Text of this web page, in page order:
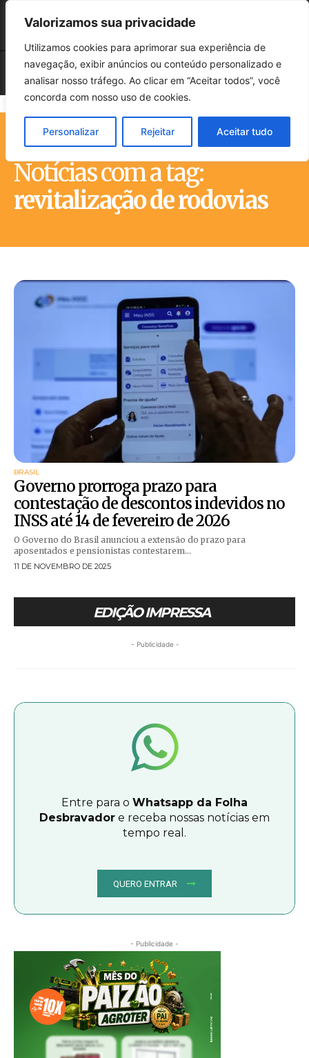
Valorizamos sua privacidade
Utilizamos cookies para aprimorar sua experiência de
navegação, exibir anúncios ou conteúdo personalizado e
analisar nosso tráfego. Ao clicar em “Aceitar todos”, você
concorda com nosso uso de cookies.
Personalizar Rejeitar Aceitar tudo
Notícias com a tag:
revitalização de rodovias
BRASIL
Governo prorroga prazo para
contestação de descontos indevidos no
INSS até 14 de fevereiro de 2026
O Governo do Brasil anunciou a extensão do prazo para
aposentados e pensionistas contestarem...
11 DE NOVEMBRO DE 2025
EDIÇÃO IMPRESSA
- Publicidade -
Entre para o Whatsapp da Folha
Desbravador e receba nossas notícias em
tempo real.
QUERO ENTRAR
- Publicidade -